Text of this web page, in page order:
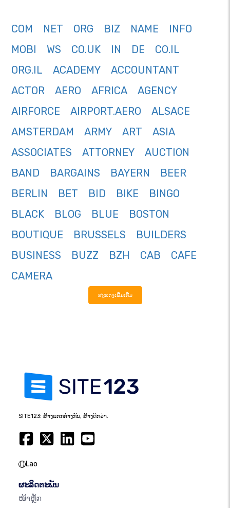
COM NET ORG BIZ NAME
INFO
MOBI
WS CO.UK IN DE
CO.IL
ORG.IL
ACADEMY
ACCOUNTANT
ACTOR
AERO AFRICA
AGENCY
AIRFORCE
AIRPORT.AERO
ALSACE
AMSTERDAM
ARMY ART
ASIA
ASSOCIATES
ATTORNEY
AUCTION
BAND
BARGAINS BAYERN
BEER
BERLIN
BET BID BIKE
BINGO
BLACK
BLOG BLUE
BOSTON
BOUTIQUE
BRUSSELS
BUILDERS
BUSINESS
BUZZ BZH CAB
CAFE
CAMERA
ສະແດງເພີ່ມເຕີມ
SITE123: ສ້າງແຕກຕ່າງກັນ, ສ້າງດີກວ່າ.
Lao
ຜະລິດຕະພັນ
ໜ້າຫຼັກ